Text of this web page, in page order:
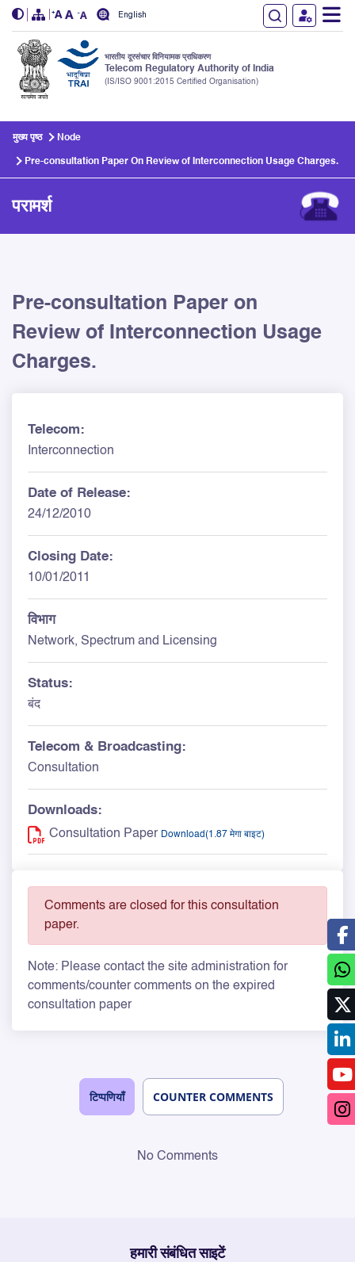
English
भारतीय दूरसंचार विनियामक प्राधिकरण
Telecom Regulatory Authority of India
(IS/ISO 9001:2015 Certified Organisation)
मुख्य पृष्ठ Node
Pre-consultation Paper On Review of Interconnection Usage Charges.
परामर्श
Pre-consultation Paper on
Review of Interconnection Usage
Charges.
Telecom:
Interconnection
Date of Release:
24/12/2010
Closing Date:
10/01/2011
विभाग
Network, Spectrum and Licensing
Status:
बंद
Telecom & Broadcasting:
Consultation
Downloads:
Consultation Paper Download(1.87 मेगा बाइट)
Comments are closed for this consultation
paper.
Note: Please contact the site administration for
comments/counter comments on the expired
consultation paper
टिप्पणियाँ COUNTER COMMENTS
No Comments
हमारी संबंधित साइटें